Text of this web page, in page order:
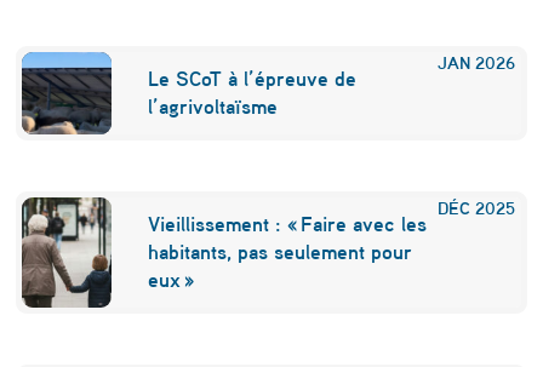
o
u
l
u
s
e
JAN 2026
Le SCoT à l’épreuve de
l’agrivoltaïsme
DÉC 2025
Vieillissement : « Faire avec les
habitants, pas seulement pour
eux »